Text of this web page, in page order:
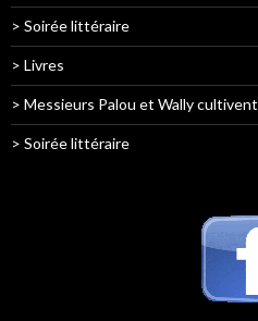
> Soirée littéraire
> Livres
> Messieurs Palou et Wally
> Soirée littéraire